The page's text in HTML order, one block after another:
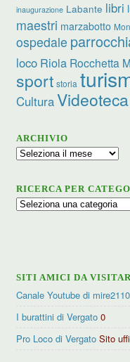
inaugurazione Labante libri
maestri marzabotto
ospedale
loco Riola Rocchetta
sport storia
CulturaVideoteca
ARCHIVIO
Archivio
RICERCA PER
Ricerca
SITI AMICI DA
Canale Youtube di mire2110
I burattini di Vergato 0
Pro Loco di Vergato Sito